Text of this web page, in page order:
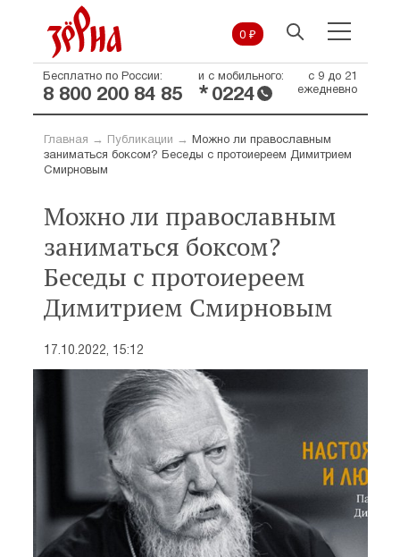
0 ₽
Бесплатно по России:
8 800 200 84 85
и с мобильного:
* 0224
с 9 до 21
ежедневно
Главная → Публикации →
Можно ли православным
заниматься боксом? Беседы с протоиереем Димитрием
Смирновым
Можно ли православным
заниматься боксом?
Беседы с протоиереем
Димитрием Смирновым
17.10.2022, 15:12